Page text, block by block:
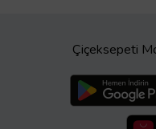
Çiçeksepeti